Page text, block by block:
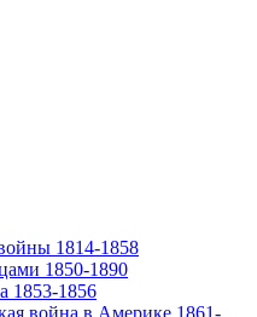
1814-1858
1850-1890
1853-1856
война в Америке 1861-